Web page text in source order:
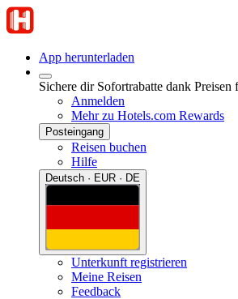
App herunterladen
Sichere dir Sofortrabatte dank
Anmelden
Mehr zu Hotels.com Rewards
Posteingang
Reisen buchen
Hilfe
Deutsch · EUR · DE
Unterkunft registrieren
Meine Reisen
Feedback